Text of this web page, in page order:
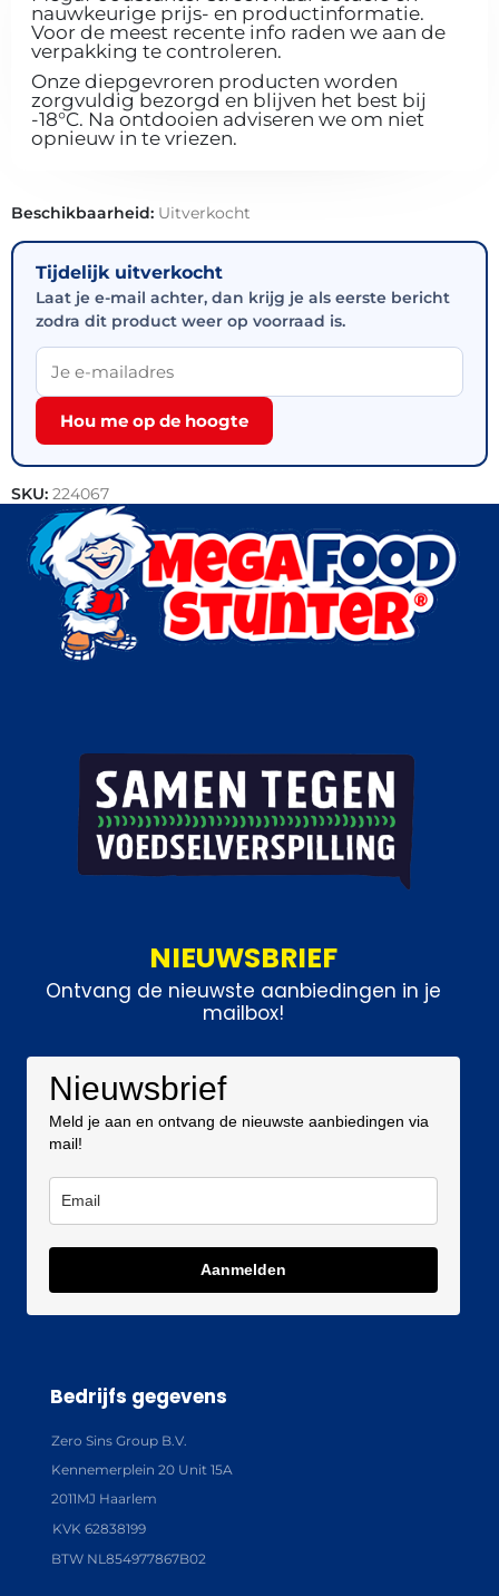
nauwkeurige prijs- en productinformatie.
Voor de meest recente info raden we aan de
verpakking te controleren.
Onze diepgevroren producten worden
zorgvuldig bezorgd en blijven het best bij
-18°C. Na ontdooien adviseren we om niet
opnieuw in te vriezen.
Beschikbaarheid: Uitverkocht
Tijdelijk uitverkocht
Laat je e-mail achter, dan krijg je als eerste bericht
zodra dit product weer op voorraad is.
Hou me op de hoogte
SKU: 224067
Categorieën:Bakkerij
NIEUWSBRIEF
Ontvang de nieuwste aanbiedingen in je
mailbox!
Nieuwsbrief
Meld je aan en ontvang de nieuwste aanbiedingen via
mail!
Aanmelden
Bedrijfs gegevens
Zero Sins Group B.V.
Kennemerplein 20 Unit 15A
2011MJ Haarlem
KVK 62838199
BTW NL854977867B02